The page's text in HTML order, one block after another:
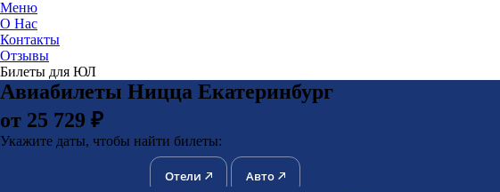
ЮниТикет
Меню
О Нас
Контакты
Отзывы
Билеты для ЮЛ
Авиабилеты Ницца Екатеринбург
от 25 729 ₽
Укажите даты, чтобы найти билеты:
Отели Авто